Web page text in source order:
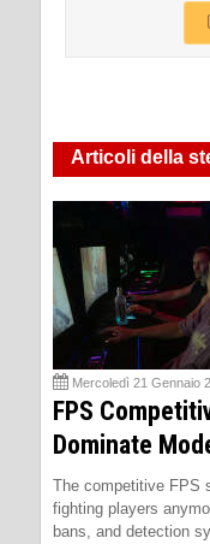
Articoli della
Mercoledì 21 Gennaio
FPS
Dominate
The competitive FPS
fighting players
bans, and detection